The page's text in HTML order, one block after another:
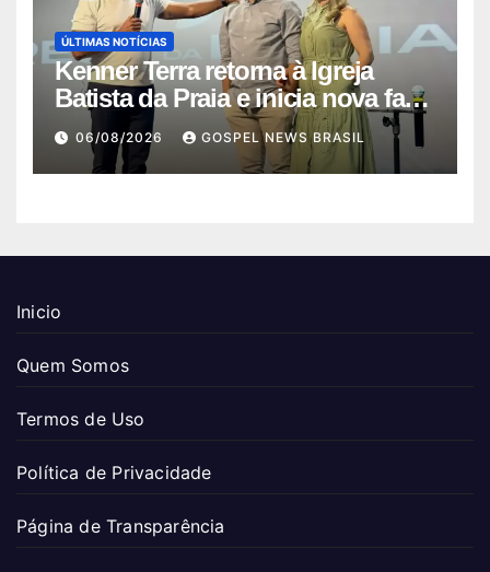
ÚLTIMAS NOTÍCIAS
Kenner Terra retorna à Igreja
Batista da Praia e inicia nova fase
…06/08/2026 GOSPEL NEWS BRASIL
Inicio
Quem Somos
Termos de Uso
Política de Privacidade
Página de Transparência